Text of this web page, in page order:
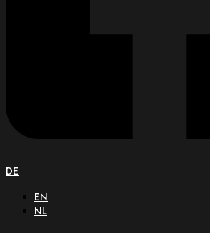
DE
EN
NL